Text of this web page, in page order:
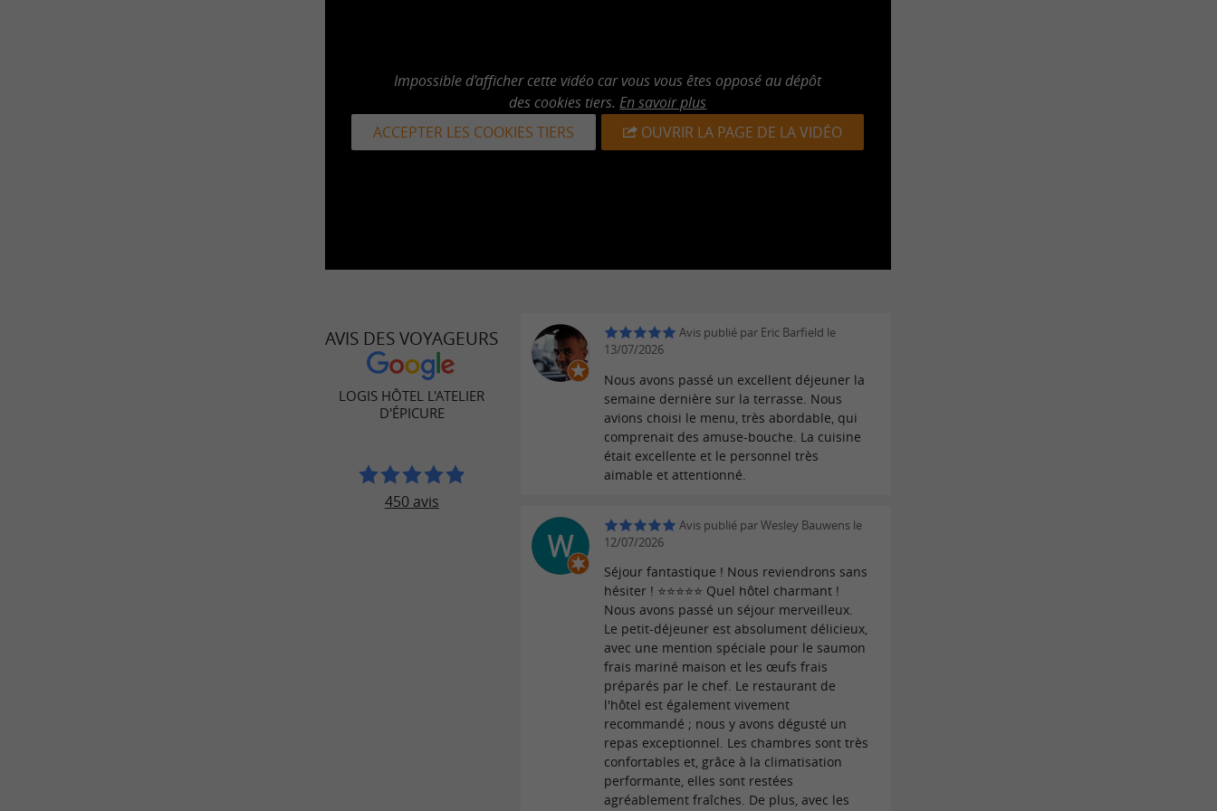
Impossible d'afficher cette vidéo car vous vous êtes opposé au dépôt
des cookies tiers. En savoir plus
ACCEPTER LES COOKIES TIERS
OUVRIR LA PAGE DE LA VIDÉO
AVIS DES VOYAGEURS
LOGIS HÔTEL L'ATELIER
D'ÉPICURE
450 avis
Avis publié par Eric Barfield le
13/07/2026
Nous avons passé un excellent déjeuner la
semaine dernière sur la terrasse. Nous
avions choisi le menu, très abordable, qui
comprenait des amuse-bouche. La cuisine
était excellente et le personnel très
aimable et attentionné.
Avis publié par Wesley Bauwens le
12/07/2026
Séjour fantastique ! Nous reviendrons sans
hésiter ! ⭐⭐⭐⭐⭐ Quel hôtel charmant !
Nous avons passé un séjour merveilleux.
Le petit-déjeuner est absolument délicieux,
avec une mention spéciale pour le saumon
frais mariné maison et les œufs frais
préparés par le chef. Le restaurant de
l'hôtel est également vivement
recommandé ; nous y avons dégusté un
repas exceptionnel. Les chambres sont très
confortables et, grâce à la climatisation
performante, elles sont restées
agréablement fraîches. De plus, avec les